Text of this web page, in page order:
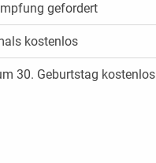
gefordert
kostenlos
30. Geburtstag kostenlos